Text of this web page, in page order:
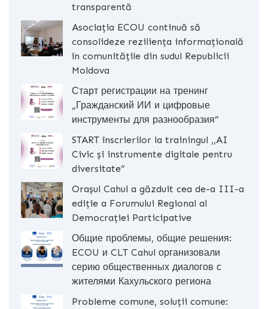
transparentă
Asociația ECOU continuă să
consolideze reziliența informațională
în comunitățile din sudul Republicii
Moldova
Старт регистрации на тренинг
„Гражданский ИИ и цифровые
инструменты для разнообразия”
START înscrierilor la trainingul ,,AI
Civic și instrumente digitale pentru
diversitate”
Orașul Cahul a găzduit cea de-a III-a
ediție a Forumului Regional al
Democrației Participative
Общие проблемы, общие решения:
ECOU и CLT Cahul организовали
серию общественных диалогов с
жителями Кахульского региона
Probleme comune, soluții comune: